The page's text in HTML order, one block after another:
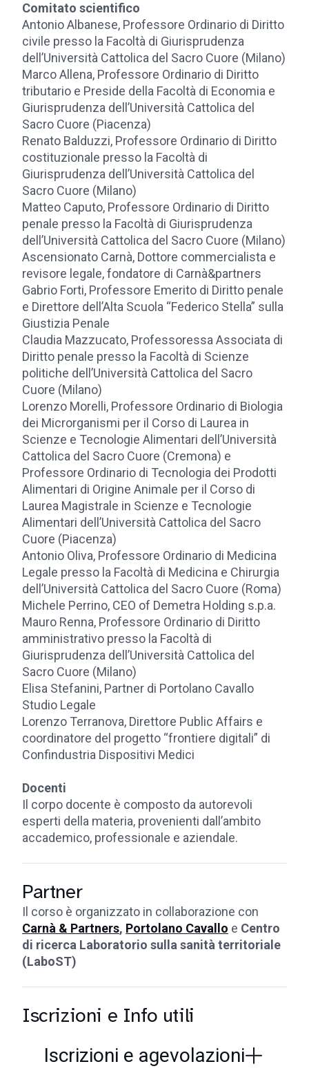
Comitato scientifico
Antonio Albanese, Professore Ordinario di Diritto
civile presso la Facoltà di Giurisprudenza
dell’Università Cattolica del Sacro Cuore (Milano)
Marco Allena, Professore Ordinario di Diritto
tributario e Preside della Facoltà di Economia e
Giurisprudenza dell’Università Cattolica del
Sacro Cuore (Piacenza)
Renato Balduzzi, Professore Ordinario di Diritto
costituzionale presso la Facoltà di
Giurisprudenza dell’Università Cattolica del
Sacro Cuore (Milano)
Matteo Caputo, Professore Ordinario di Diritto
penale presso la Facoltà di Giurisprudenza
dell’Università Cattolica del Sacro Cuore (Milano)
Ascensionato Carnà, Dottore commercialista e
revisore legale, fondatore di Carnà&partners
Gabrio Forti, Professore Emerito di Diritto penale
e Direttore dell’Alta Scuola “Federico Stella” sulla
Giustizia Penale
Claudia Mazzucato, Professoressa Associata di
Diritto penale presso la Facoltà di Scienze
politiche dell’Università Cattolica del Sacro
Cuore (Milano)
Lorenzo Morelli, Professore Ordinario di Biologia
dei Microrganismi per il Corso di Laurea in
Scienze e Tecnologie Alimentari dell’Università
Cattolica del Sacro Cuore (Cremona) e
Professore Ordinario di Tecnologia dei Prodotti
Alimentari di Origine Animale per il Corso di
Laurea Magistrale in Scienze e Tecnologie
Alimentari dell’Università Cattolica del Sacro
Cuore (Piacenza)
Antonio Oliva, Professore Ordinario di Medicina
Legale presso la Facoltà di Medicina e Chirurgia
dell’Università Cattolica del Sacro Cuore (Roma)
Michele Perrino, CEO of Demetra Holding s.p.a.
Mauro Renna, Professore Ordinario di Diritto
amministrativo presso la Facoltà di
Giurisprudenza dell’Università Cattolica del
Sacro Cuore (Milano)
Elisa Stefanini, Partner di Portolano Cavallo
Studio Legale
Lorenzo Terranova, Direttore Public Affairs e
coordinatore del progetto “frontiere digitali” di
Confindustria Dispositivi Medici
Docenti
Il corpo docente è composto da autorevoli
esperti della materia, provenienti dall’ambito
accademico, professionale e aziendale.
Partner
Il corso è organizzato in collaborazione con
Carnà & Partners, Portolano Cavallo e Centro
di ricerca Laboratorio sulla sanità territoriale
(LaboST)
Iscrizioni e Info utili
Iscrizioni e agevolazioni